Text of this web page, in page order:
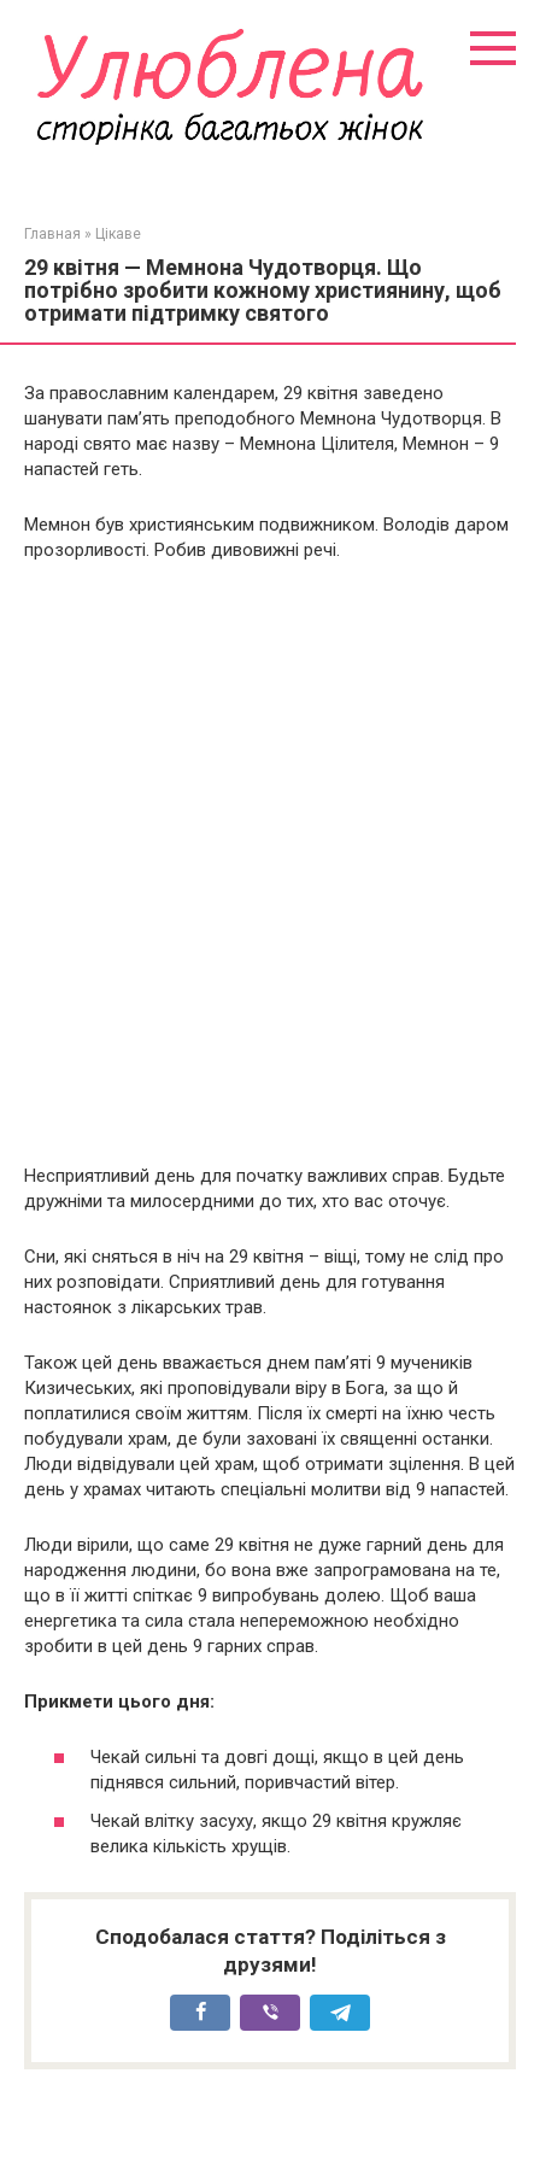
контенту
Главная » Цікаве
29 квітня — Мемнона Чудотворця. Що
потрібно зробити кожному християнину, щоб
отримати підтримку святого
За православним календарем, 29 квітня заведено
шанувати пам’ять преподобного Мемнона Чудотворця. В
народі свято має назву – Мемнона Цілителя, Мемнон – 9
напастей геть.
Мемнон був християнським подвижником. Володів даром
прозорливості. Робив дивовижні речі.
Несприятливий день для початку важливих справ. Будьте
дружніми та милосердними до тих, хто вас оточує.
Сни, які сняться в ніч на 29 квітня – віщі, тому не слід про
них розповідати. Сприятливий день для готування
настоянок з лікарських трав.
Також цей день вважається днем пам’яті 9 мучеників
Кизичеських, які проповідували віру в Бога, за що й
поплатилися своїм життям. Після їх смерті на їхню честь
побудували храм, де були заховані їх священні останки.
Люди відвідували цей храм, щоб отримати зцілення. В цей
день у храмах читають спеціальні молитви від 9 напастей.
Люди вірили, що саме 29 квітня не дуже гарний день для
народження людини, бо вона вже запрограмована на те,
що в її житті спіткає 9 випробувань долею. Щоб ваша
енергетика та сила стала непереможною необхідно
зробити в цей день 9 гарних справ.
Прикмети цього дня:
Чекай сильні та довгі дощі, якщо в цей день
піднявся сильний, поривчастий вітер.
Чекай влітку засуху, якщо 29 квітня кружляє
велика кількість хрущів.
Сподобалася стаття? Поділіться з
друзями!